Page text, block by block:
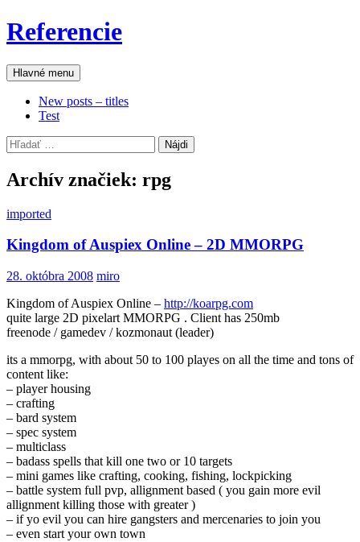
Preskočiť
na
Referencie
Hľadať
Hlavné menu
New posts – titles
Test
Hľadať:
Archív značiek: rpg
imported
Kingdom of Auspiex Online – 2D MMORPG
28. októbra 2008 miro
Kingdom of Auspiex Online – http://koarpg.com
quite large 2D pixelart MMORPG . Client has 250mb
freenode / gamedev / kozmonaut (leader)
its a mmorpg, with about 50 to 100 playes on all the time and tons of
content like:
– player housing
– crafting
– bard system
– spec system
– multiclass
– badass spells that kill one two or 10 targets
– mini games like crafting, cooking, fishing, lockpicking
– battle system full pvp, allignment based ( you gain more evil
allignment killing those with greater )
– if yo evil you can hire gangsters and mercenaries to join you
– even start your own town